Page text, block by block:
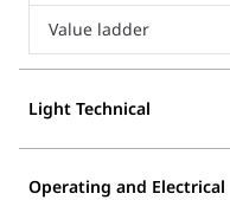
Value ladder
Light Technical
Operating and Electrical